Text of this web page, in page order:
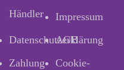
Händler
Impressum
Datenschutzerklärung
AGB
Zahlung
Cookie-